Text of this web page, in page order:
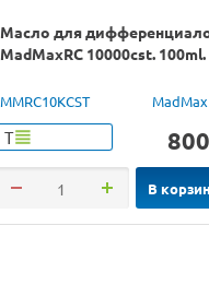
Масло для
MadMaxRC 10000cst. 100ml.
MMRC10KCST
Т 800
В